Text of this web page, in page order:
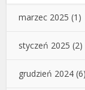
marzec 2025 (1)
styczeń 2025 (2)
grudzień 2024 (6)